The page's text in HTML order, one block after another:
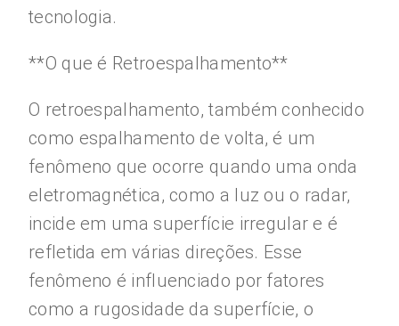
tecnologia.
**O que é Retroespalhamento**
O retroespalhamento, também conhecido
como espalhamento de volta, é um
fenômeno que ocorre quando uma onda
eletromagnética, como a luz ou o radar,
incide em uma superfície irregular e é
refletida em várias direções. Esse
fenômeno é influenciado por fatores
como a rugosidade da superfície, o